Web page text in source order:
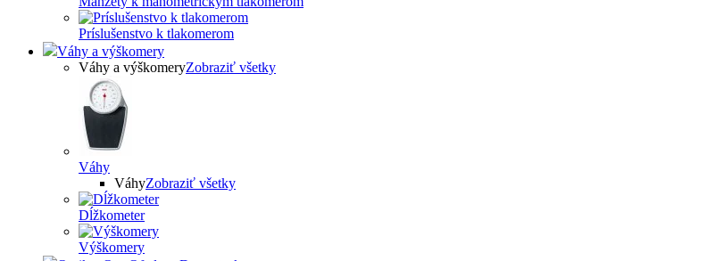
Príslušenstvo k tlakomerom
Váhy a výškomery
Váhy a výškomeryZobraziť všetky
Váhy
VáhyZobraziť všetky
Dĺžkometer
Výškomery